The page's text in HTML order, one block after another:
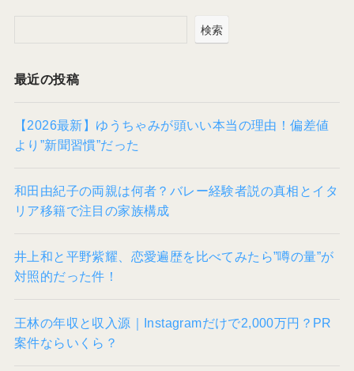
検索
最近の投稿
【2026最新】ゆうちゃみが頭いい本当の理由！偏差値
より”新聞習慣”だった
和田由紀子の両親は何者？バレー経験者説の真相とイタ
リア移籍で注目の家族構成
井上和と平野紫耀、恋愛遍歴を比べてみたら”噂の量”が
対照的だった件！
王林の年収と収入源｜Instagramだけで2,000万円？PR
案件ならいくら？